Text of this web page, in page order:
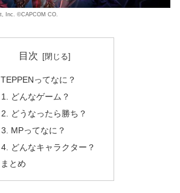
Inc. ©CAPCOM CO.
目次
TEPPENってなに？
どんなゲーム？
どうなったら勝ち？
MPってなに？
どんなキャラクター？
まとめ